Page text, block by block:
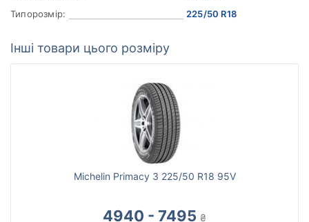
Типорозмір:
225/50 R18
Інші товари цього розміру
Michelin Primacy 3 225/50 R18 95V
4940 - 7495 ₴